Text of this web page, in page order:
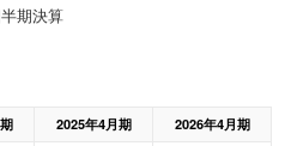
期決算
2025年4月期
2026年4月期